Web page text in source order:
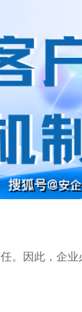
。因此，企业